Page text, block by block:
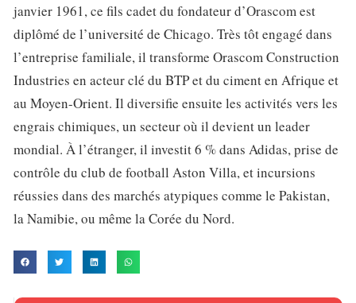
janvier 1961, ce fils cadet du fondateur d’Orascom est
diplômé de l’université de Chicago. Très tôt engagé dans
l’entreprise familiale, il transforme Orascom Construction
Industries en acteur clé du BTP et du ciment en Afrique et
au Moyen-Orient. Il diversifie ensuite les activités vers les
engrais chimiques, un secteur où il devient un leader
mondial. À l’étranger, il investit 6 % dans Adidas, prise de
contrôle du club de football Aston Villa, et incursions
réussies dans des marchés atypiques comme le Pakistan,
la Namibie, ou même la Corée du Nord.